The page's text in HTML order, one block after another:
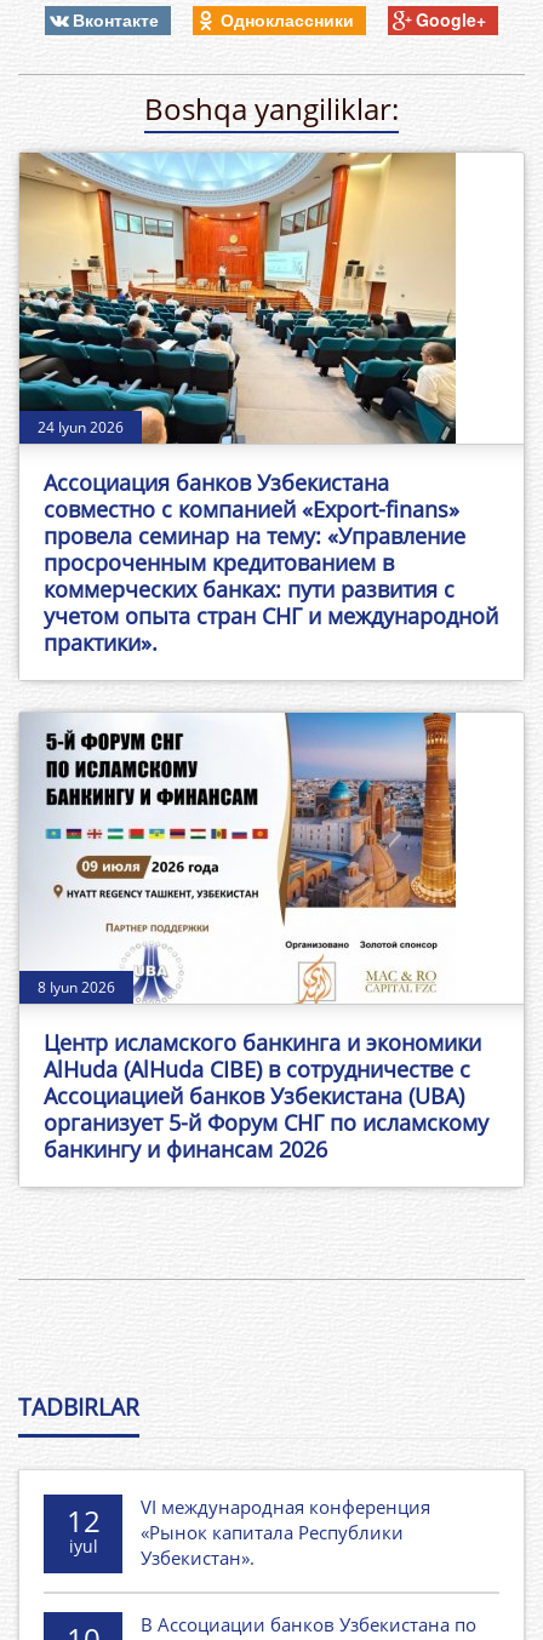
Вконтакте
Одноклассники Google+
Boshqa yangiliklar:
24 Iyun 2026
Ассоциация банков Узбекистана
совместно с компанией «Export-finans»
провела семинар на тему: «Управление
просроченным кредитованием в
коммерческих банках: пути развития с
учетом опыта стран СНГ и международной
практики».
8 Iyun 2026
Центр исламского банкинга и экономики
AlHuda (AlHuda CIBE) в сотрудничестве с
Ассоциацией банков Узбекистана (UBA)
организует 5-й Форум СНГ по исламскому
банкингу и финансам 2026
TADBIRLAR
12
iyul
VI международная конференция
«Рынок капитала Республики
Узбекистан».
В Ассоциации банков Узбекистана по